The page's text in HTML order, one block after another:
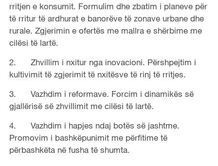
rritjen e konsumit. Formulim dhe zbatim i planeve për
të rritur të ardhurat e banorëve të zonave urbane dhe
rurale. Zgjerimin e ofertës me mallra e shërbime me
cilësi të lartë.
2. Zhvillim i nxitur nga inovacioni. Përshpejtim i
kultivimit të zgjerimit të nxitësve të rinj të rritjes.
3. Vazhdim i reformave. Forcim i dinamikës së
gjallërisë së zhvillimit me cilësi të lartë.
4. Vazhdim i hapjes ndaj botës së jashtme.
Promovim i bashkëpunimit me përfitime të
përbashkëta në fusha të shumta.